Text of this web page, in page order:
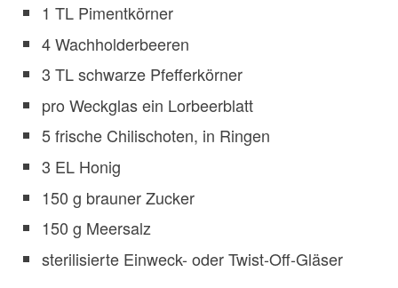
1 TL Pimentkörner
4 Wachholderbeeren
3 TL schwarze Pfefferkörner
pro Weckglas ein Lorbeerblatt
5 frische Chilischoten, in Ringen
3 EL Honig
150 g brauner Zucker
150 g Meersalz
sterilisierte Einweck- oder Twist-Off-Gläser